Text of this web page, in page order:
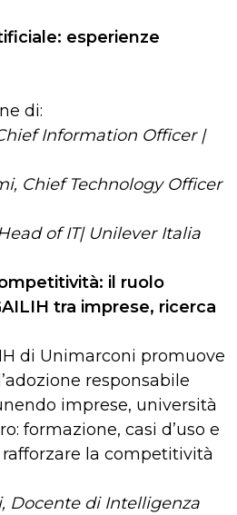
esperienze
di:
Information Officer |
Chief Technology Officer
of IT| Unilever Italia
il ruolo
tra imprese, ricerca
di Unimarconi promuove
responsabile
imprese, università
formazione, casi d’uso e
la competitività
Docente di Intelligenza